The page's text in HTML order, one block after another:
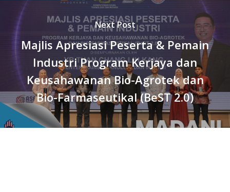
Next Post
Majlis Apresiasi Peserta & Pemain
Industri Program Kerjaya dan
Keusahawanan Bio-Agrotek dan
Bio-Farmaseutikal (BeST 2.0)